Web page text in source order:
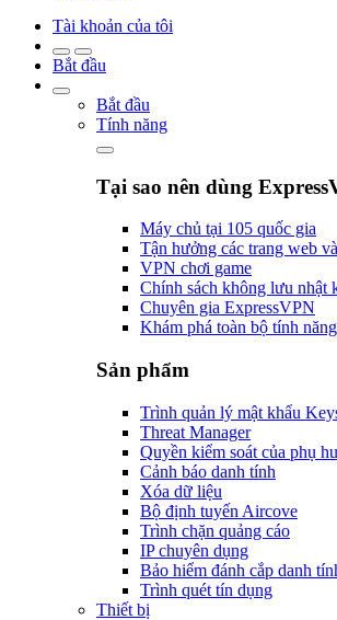
Tài khoản của tôi
Bắt đầu
Bắt đầu
Tính năng
Tại sao nên dùng
Máy chủ tại 105 quốc gia
Tận hưởng các trang web
VPN chơi game
Chính sách không lưu nhật
Chuyên gia ExpressVPN
Khám phá toàn bộ tính năng
Sản phẩm
Trình quản lý mật khẩu
Threat Manager
Quyền kiểm soát của phụ
Cảnh báo danh tính
Xóa dữ liệu
Bộ định tuyến Aircove
Trình chặn quảng cáo
IP chuyên dụng
Bảo hiểm đánh cắp danh
Trình quét tín dụng
Thiết bị